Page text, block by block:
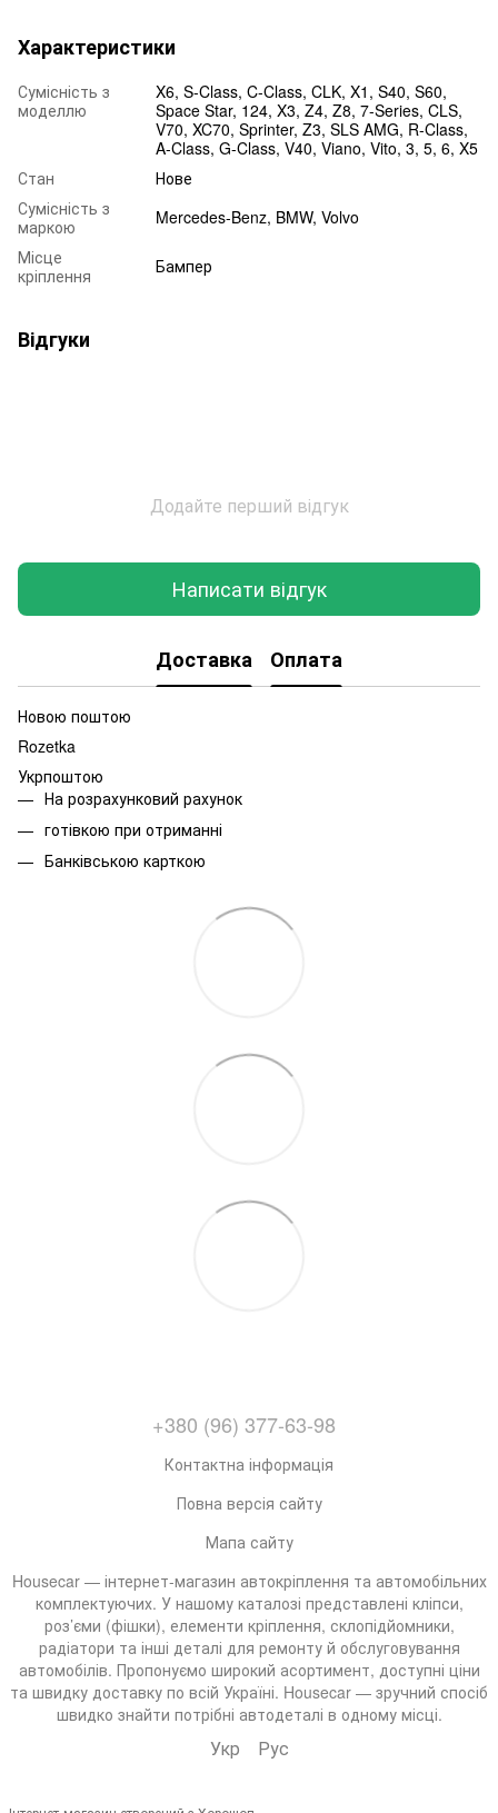
Характеристики
Сумісність з
моделлю
X6, S-Class, C-Class, CLK, X1, S40, S60,
Space Star, 124, X3, Z4, Z8, 7-Series, CLS,
V70, XC70, Sprinter, Z3, SLS AMG, R-Class,
A-Class, G-Class, V40, Viano, Vito, 3, 5, 6, X5
Стан
Нове
Сумісність з
маркою
Mercedes-Benz, BMW, Volvo
Місце
кріплення
Бампер
Відгуки
Додайте перший відгук
Написати відгук
Доставка Оплата
Новою поштою
Rozetka
Укрпоштою
На розрахунковий рахунок
готівкою при отриманні
Банківською карткою
+380 (96) 377-63-98
Контактна інформація
Повна версія сайту
Мапа сайту
Housecar — інтернет-магазин автокріплення та автомобільних
комплектуючих. У нашому каталозі представлені кліпси,
роз’єми (фішки), елементи кріплення, склопідйомники,
радіатори та інші деталі для ремонту й обслуговування
автомобілів. Пропонуємо широкий асортимент, доступні ціни
та швидку доставку по всій Україні. Housecar — зручний спосіб
швидко знайти потрібні автодеталі в одному місці.
Укр Рус